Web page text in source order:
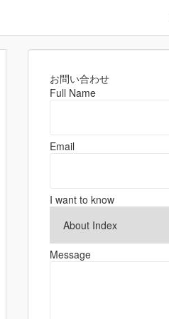
お問い合わせ
Full Name
Email
I want to know
Message